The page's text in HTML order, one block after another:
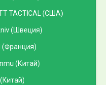
TACTICAL (США)
(Швеция)
(Франция)
(Китай)